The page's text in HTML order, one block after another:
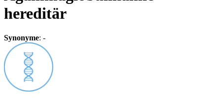
hereditär
Synonyme: -